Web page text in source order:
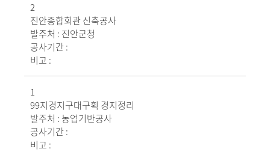
2
진안종합회관 신축공사
발주처 : 진안군청
공사기간 :
비고 :
1
99지경지구대구획 경지정리
발주처 : 농업기반공사
공사기간 :
비고 :